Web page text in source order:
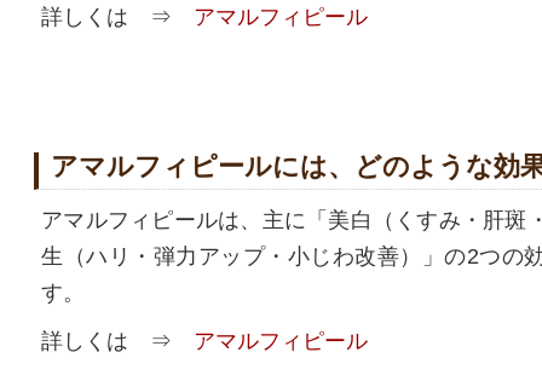
詳しくは ⇒ アマルフィピール
アマルフィピールには、どのような効
アマルフィピールは、主に「美白（くすみ・肝斑
生（ハリ・弾力アップ・小じわ改善）」の2つの
す。
詳しくは ⇒ アマルフィピール